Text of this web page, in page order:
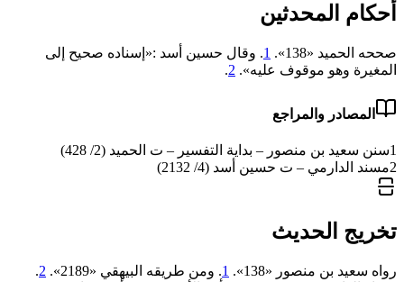
أحكام المحدثين
صححه الحميد «138». 1. وقال حسين أسد :«إسناده صحيح إلى
المغيرة وهو موقوف عليه». 2
.
المصادر والمراجع
1سنن سعيد بن منصور – بداية التفسير – ت الحميد (2/ 428)
2مسند الدارمي – ت حسين أسد (4/ 2132)
تخريج الحديث
رواه سعيد بن منصور «138». 1. ومن طريقه البيهقي «2189». 2
.